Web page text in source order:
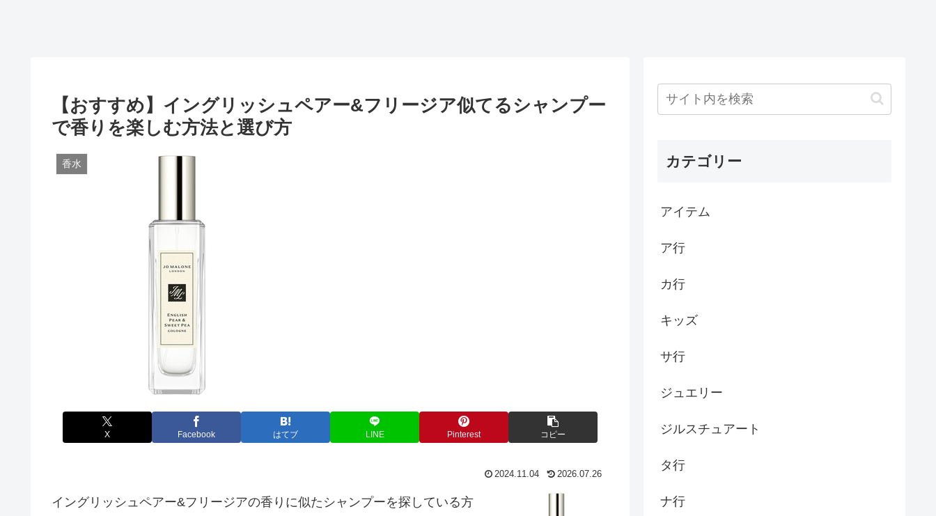
【おすすめ】イングリッシュペアー&フリージア似てるシャンプー
で香りを楽しむ方法と選び方
香水
X Facebook はてブ LINE Pinterest コピー
2024.11.04 2026.07.26
イングリッシュペアー&フリージアの香りに似たシャンプーを探している方
カテゴリー
アイテム
ア行
カ行
キッズ
サ行
ジュエリー
ジルスチュアート
タ行
ナ行